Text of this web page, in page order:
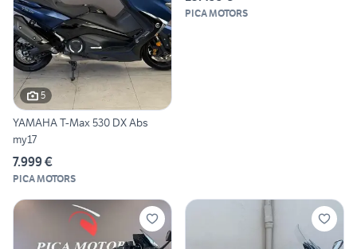
5
YAMAHA T-Max 530 DX Abs
my17
7.999 €
PICA MOTORS
PICA MOTORS